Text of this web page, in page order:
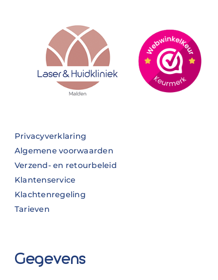
Privacyverklaring
Algemene voorwaarden
Verzend- en retourbeleid
Klantenservice
Klachtenregeling
Tarieven
Gegevens